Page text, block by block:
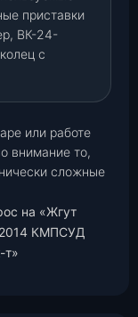
приставки
ВК-24-
с
или работе
внимание то,
сложные
на «Жгут
КМПСУД
т»